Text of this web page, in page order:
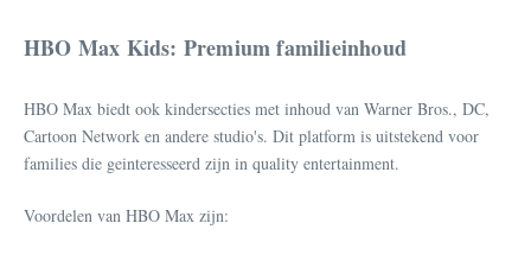
HBO Max Kids: Premium familieinhoud
HBO Max biedt ook kindersecties met inhoud van Warner Bros., DC,
Cartoon Network en andere studio's. Dit platform is uitstekend voor
families die geinteresseerd zijn in quality entertainment.
Voordelen van HBO Max zijn: